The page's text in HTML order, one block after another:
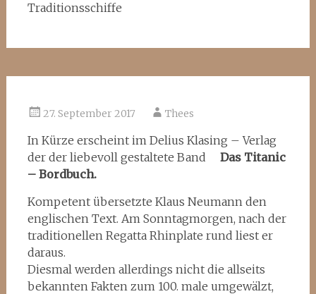
Traditionsschiffe
27. September 2017 Thees
In Kürze erscheint im Delius Klasing – Verlag
der der liebevoll gestaltete Band Das Titanic
– Bordbuch.
Kompetent übersetzte Klaus Neumann den
englischen Text. Am Sonntagmorgen, nach der
traditionellen Regatta Rhinplate rund liest er
daraus.
Diesmal werden allerdings nicht die allseits
bekannten Fakten zum 100. male umgewälzt,